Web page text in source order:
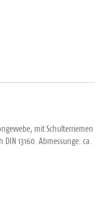
mit Schulterriemen
13160. Abmessunge: ca.